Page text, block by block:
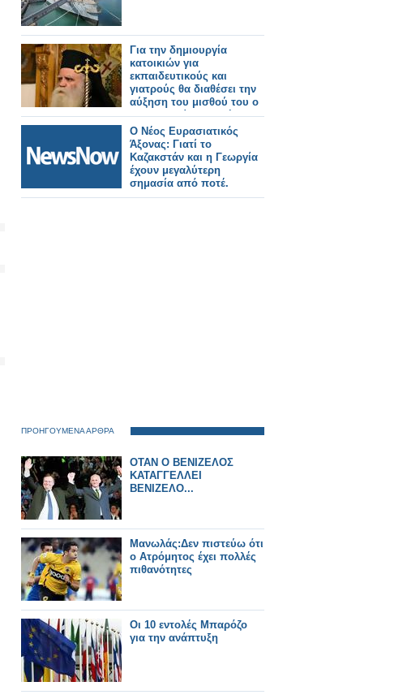
Για την δημιουργία
κατοικιών για
εκπαιδευτικούς και
γιατρούς θα διαθέσει την
αύξηση του μισθού του ο
Μητροπολίτης Κυθήρων
Σεραφείμ
Ο Νέος Ευρασιατικός
Άξονας: Γιατί το
Καζακστάν και η Γεωργία
έχουν μεγαλύτερη
σημασία από ποτέ.
ΠΡΟΗΓΟΥΜΕΝΑ ΑΡΘΡΑ
ΟΤΑΝ Ο ΒΕΝΙΖΕΛΟΣ
ΚΑΤΑΓΓΕΛΛΕΙ
ΒΕΝΙΖΕΛΟ...
Μανωλάς:Δεν πιστεύω ότι
ο Ατρόμητος έχει πολλές
πιθανότητες
Οι 10 εντολές Μπαρόζο
για την ανάπτυξη